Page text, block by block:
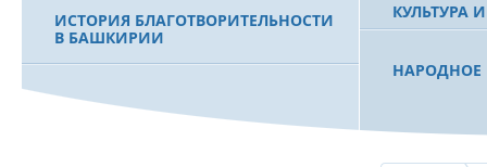
ИСТОРИЯ БЛАГОТВОРИТЕЛЬНОСТИ
В БАШКИРИИ
МУРТАЗЕ РАХИМОВЕ
КУЛЬТУРА
НАРОДНОЕ